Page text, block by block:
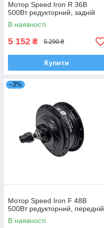
Мотор Speed Iron R 36В
500Вт редукторний, задній
В наявності
5 152 ₴ 5 290 ₴
Купити
–3%
Мотор Speed Iron F 48В
500Вт редукторний, передній
В наявності